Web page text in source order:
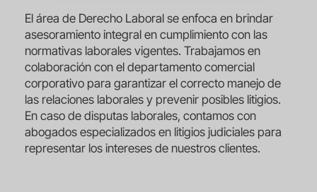
El área de Derecho Laboral se enfoca en brindar
asesoramiento integral en cumplimiento con las
normativas laborales vigentes. Trabajamos en
colaboración con el departamento comercial
corporativo para garantizar el correcto manejo de
las relaciones laborales y prevenir posibles litigios.
En caso de disputas laborales, contamos con
abogados especializados en litigios judiciales para
representar los intereses de nuestros clientes.